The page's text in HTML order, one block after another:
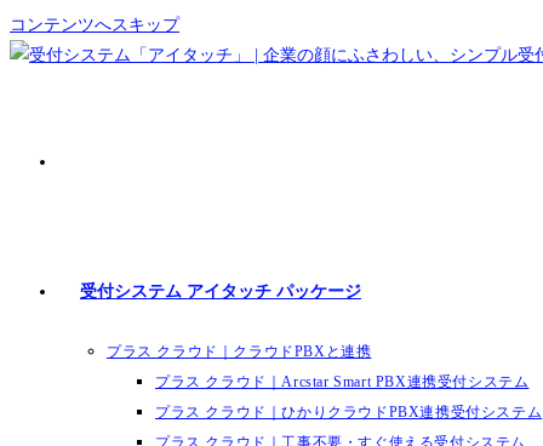
コンテンツへスキップ
受付システム アイタッチ パッケージ
プラス クラウド｜クラウドPBXと連携
プラス クラウド｜Arcstar Smart PBX連携受付システム
プラス クラウド｜ひかりクラウドPBX連携受付システム
プラス クラウド｜工事不要・すぐ使える受付システム